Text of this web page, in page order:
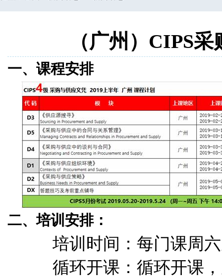
（广州）CIPS
一、课程安排
二、培训安排：
培训时间：每门课周六
循环开课：循环开课，